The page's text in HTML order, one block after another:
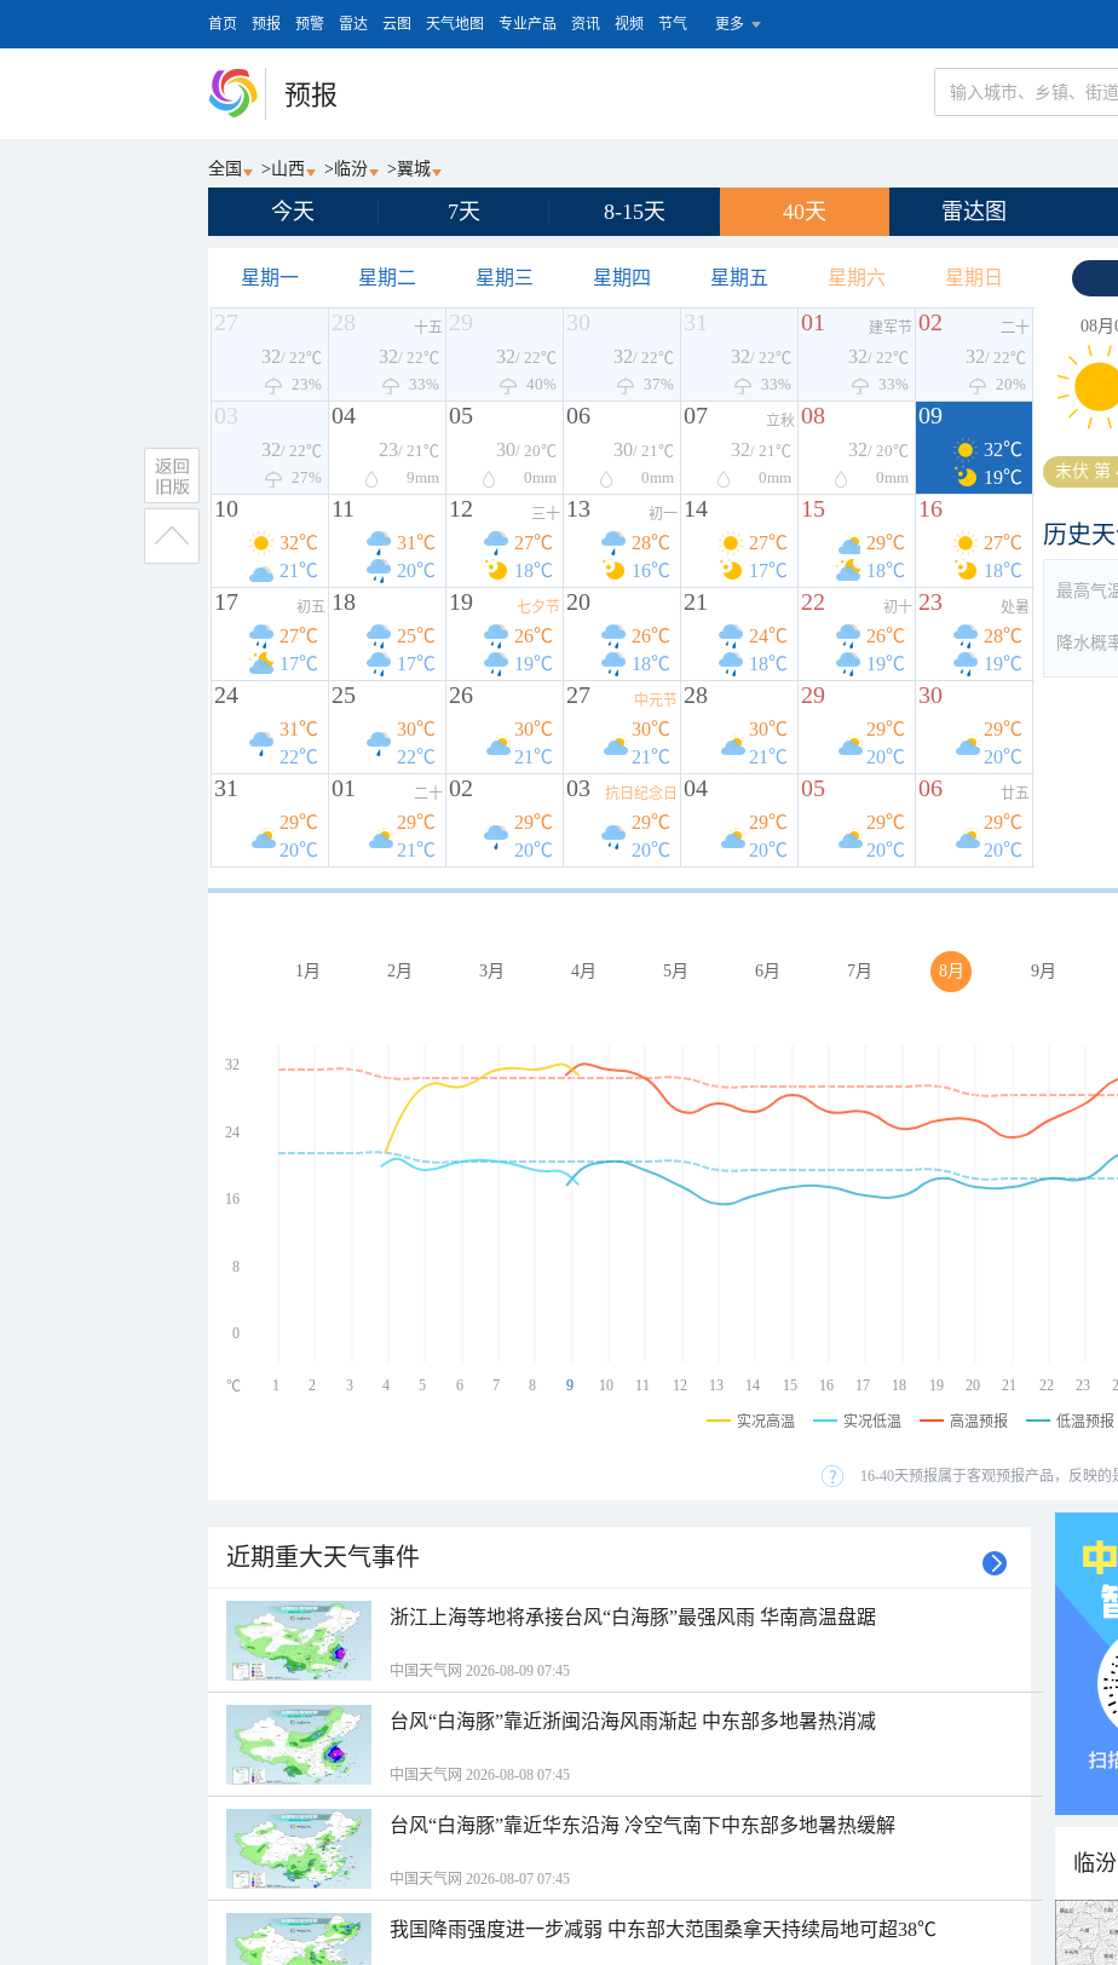
首页 预报 预警 雷达 云图 天气地图 专业产品 资讯 视频 节气 更多
预报
全国 >山西 > 临汾 >翼城
今天 7天 8-15天 40天 雷达图
星期一 星期二 星期三 星期四 星期五 星期六 星期日
27
32/ 22℃
23%
28 十五
32/ 22℃
33%
29
32/ 22℃
40%
30
32/ 22℃
37%
31
32/ 22℃
33%
01 建军节
32/ 22℃
33%
02 二十
32/ 22℃
20%
03
32/ 22℃
27%
04
23/ 21℃
9mm
05
30/ 20℃
0mm
06
30/ 21℃
0mm
07 立秋
32/ 21℃
0mm
08
32/ 20℃
0mm
09
32℃
19℃
10
32℃
21℃
11
31℃
20℃
12 三十
27℃
18℃
13 初一
28℃
16℃
14
27℃
17℃
15
29℃
18℃
16
27℃
18℃
17 初五
27℃
17℃
18
25℃
17℃
19 七夕节
26℃
19℃
20
26℃
18℃
21
24℃
18℃
22 初十
26℃
19℃
23 处暑
28℃
19℃
24
31℃
22℃
25
30℃
22℃
26
30℃
21℃
27 中元节
30℃
21℃
28
30℃
21℃
29
29℃
20℃
30
29℃
20℃
31
29℃
20℃
01 二十
29℃
21℃
02
29℃
20℃
03 抗日纪念日
29℃
20℃
04
29℃
20℃
05
29℃
20℃
06 廿五
29℃
20℃
08月
末伏 第
历史
最高气
降水概
1月 2月 3月 4月 5月 6月 7月 8月 9月
32
24
16
8
0
1 2 3 4 5 6 7 8 9 10 11 12 13 14 15 16 17 18 19 20 21 22 23
℃
实况高温 实况低温 高温预报 低温预报
16-40天预报属于客观预报产品，反映
近期重大天气事件
浙江上海等地将承接台风“白海豚”最强风雨 华南高温盘踞
中国天气网 2026-08-09 07:45
台风“白海豚”靠近浙闽沿海风雨渐起 中东部多地暑热消减
中国天气网 2026-08-08 07:45
台风“白海豚”靠近华东沿海 冷空气南下中东部多地暑热缓解
中国天气网 2026-08-07 07:45
我国降雨强度进一步减弱 中东部大范围桑拿天持续局地可超38℃
临